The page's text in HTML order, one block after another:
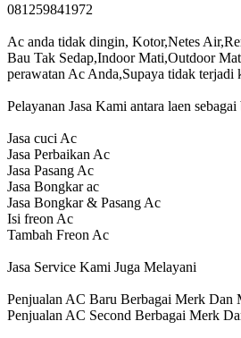
081259841972
Ac anda tidak dingin, Kotor,Netes
Bau Tak Sedap,Indoor Mati,Outdoor
perawatan Ac Anda,Supaya tidak terjadi
Pelayanan Jasa Kami antara laen
Jasa cuci Ac
Jasa Perbaikan Ac
Jasa Pasang Ac
Jasa Bongkar ac
Jasa Bongkar & Pasang Ac
Isi freon Ac
Tambah Freon Ac
Jasa Service Kami Juga Melayani
Penjualan AC Baru Berbagai Merk Dan
Penjualan AC Second Berbagai Merk